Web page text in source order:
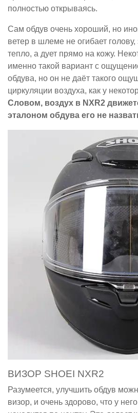
полностью открываясь.
Сам обдув очень хороший, но
ветер в шлеме не огибает
тепло, а дует прямо на кожу.
именно такой вариант с
обдува, но он не даёт такого
циркуляции воздуха, как у
Словом, воздух в NXR2
эталоном обдува его не
ВИЗОР SHOEI NXR2
Разумеется, улучшить обдув
визор, и очень здорово, что у